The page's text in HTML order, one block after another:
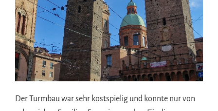
Der Turmbau war sehr kostspielig und konnte nur von